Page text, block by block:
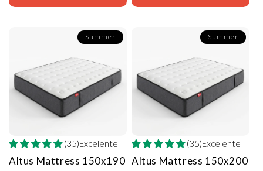
Summer
(35)Excelente
Altus Mattress 150x190
Summer
(35)Excelente
Altus Mattress 150x200